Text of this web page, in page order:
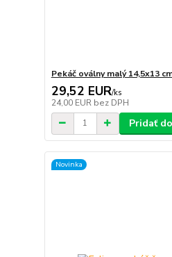
Pekáč oválny malý 14,5x13
29,52 EUR/ks
24,00 EUR bez DPH
Pridať
Novinka